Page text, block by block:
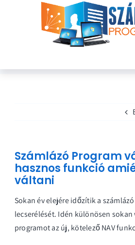
Blog
Demó
Számlázó Program
hasznos funkció
váltani
Sokan év elejére időzítik a
lecserélését. Idén különösen sokan
programot az új, kötelező NAV